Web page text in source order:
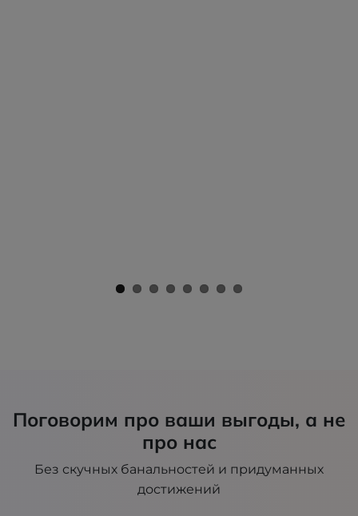
Поговорим про ваши выгоды, а не
про нас
Без скучных банальностей и придуманных
достижений